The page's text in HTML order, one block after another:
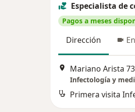
Especialista de
Pagos a meses
Dirección
Mariano Arista
Infectología y
Primera visita